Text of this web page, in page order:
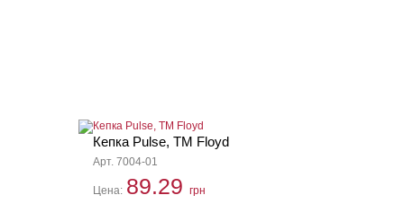
Кепка Pulse, ТМ Floyd
Арт. 7004-01
Цена: 89.29 грн